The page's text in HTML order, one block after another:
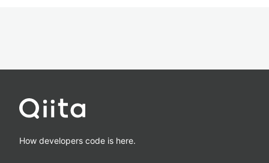
How developers code is here.